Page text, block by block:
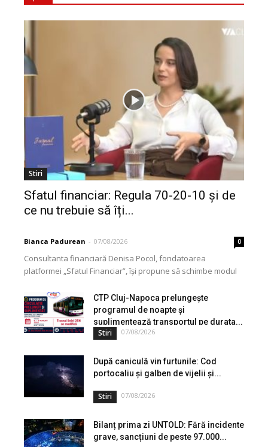
Stiri
Sfatul financiar: Regula 70-20-10 și de
ce nu trebuie să îți...
Bianca Padurean - 07/08/2026 0
Consultanta financiară Denisa Pocol, fondatoarea
platformei „Sfatul Financiar”, își propune să schimbe modul
de peste...
CTP Cluj-Napoca prelungește
programul de noapte și
suplimentează transportul pe durata...
Stiri 07/08/2026
După caniculă vin furtunile: Cod
portocaliu și galben de vijelii și...
Stiri 07/08/2026
Bilanț prima zi UNTOLD: Fără incidente
grave, sancțiuni de peste 97.000...